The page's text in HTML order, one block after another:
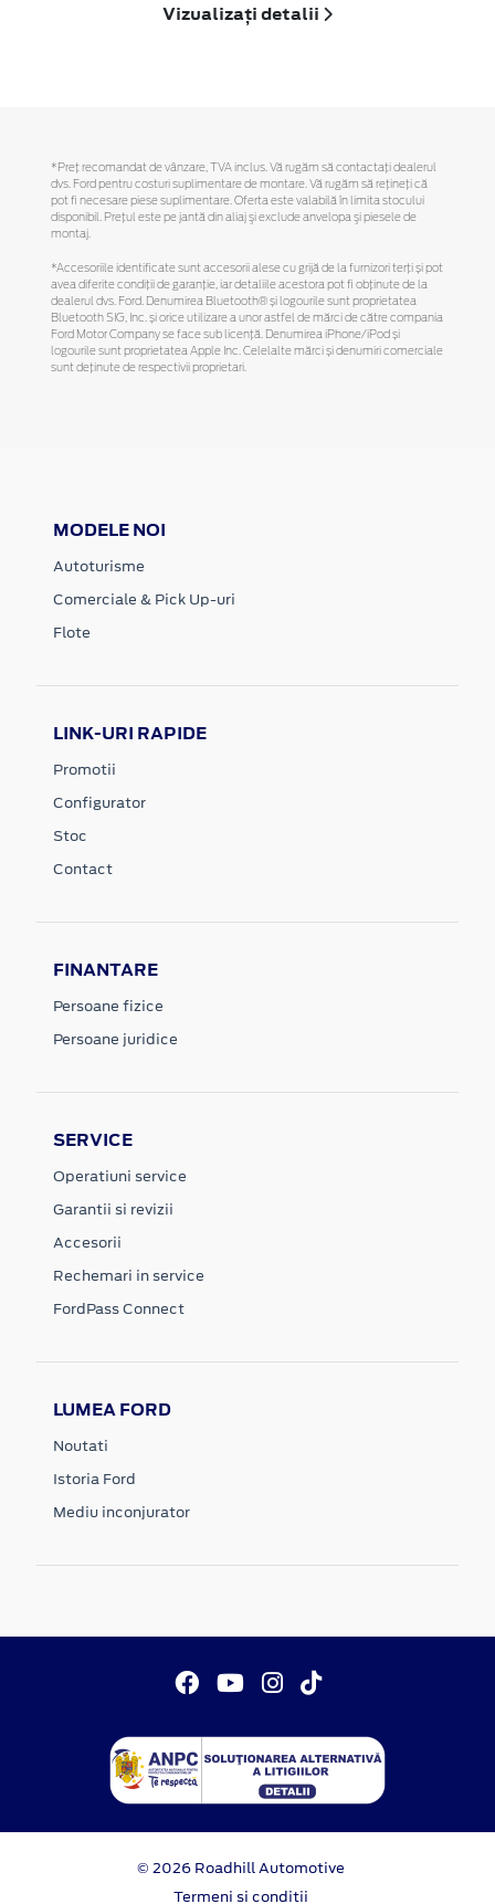
Vizualizați detalii
*Preţ recomandat de vânzare, TVA inclus. Vă rugăm să contactaţi dealerul
dvs. Ford pentru costuri suplimentare de montare. Vă rugăm să reţineţi că
pot fi necesare piese suplimentare. Oferta este valabilă în limita stocului
disponibil. Preţul este pe jantă din aliaj şi exclude anvelopa şi piesele de
montaj.
*Accesoriile identificate sunt accesorii alese cu grijă de la furnizori terți și pot
avea diferite condiții de garanție, iar detaliile acestora pot fi obținute de la
dealerul dvs. Ford. Denumirea Bluetooth® și logourile sunt proprietatea
Bluetooth SIG, Inc. și orice utilizare a unor astfel de mărci de către compania
Ford Motor Company se face sub licență. Denumirea iPhone/iPod și
logourile sunt proprietatea Apple Inc. Celelalte mărci și denumiri comerciale
sunt deținute de respectivii proprietari.
MODELE NOI
Autoturisme
Comerciale & Pick Up-uri
Flote
LINK-URI RAPIDE
Promotii
Configurator
Stoc
Contact
FINANTARE
Persoane fizice
Persoane juridice
SERVICE
Operatiuni service
Garantii si revizii
Accesorii
Rechemari in service
FordPass Connect
LUMEA FORD
Noutati
Istoria Ford
Mediu inconjurator
© 2026 Roadhill Automotive
Termeni si conditii